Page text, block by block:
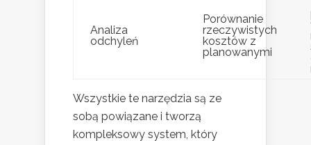
Analiza
odchyleń
Porównanie
rzeczywistych
kosztów z
planowanymi
Wszystkie te narzędzia są ze
sobą powiązane i tworzą
kompleksowy system, który